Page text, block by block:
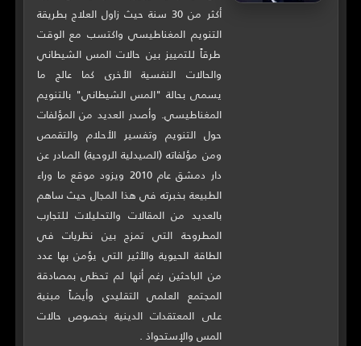
أكثر من 30 سنة حيث زاول العلاج بطريقة
التنويم المغناطيسي واكتسب مع الوقت
طرقاً للتمييز بين حالات المس الشيطاني
والحالات النفسية الأخرى كما عالج ما
يسمى بحالة "المس الشيطاني" بالتنويم
المغناطيسي. وأصدر العديد من المؤلفات
حول التنويم وتفسير الأحلام والتقمص
ومن مؤلفاته (الصيدلية الروحية) الصادر عن
دار دمشق عام 2010 ويزود موقع ما وراء
الطبيعة بخبرته في هذا المجال حيث ساهم
بالعديد من المقالات والتحليلات للتجارب
المطروحة التي تمزج بين نظريات في
الطاقة الحيوية والأثير التي يؤمن بها عدد
من الباحثين رغم أنها لم تحظى بمصادقة
المجتمع العلمي التقليدي وأيضاً مبنية
على المعتقدات الدينية بخصوص حالات
المس والإستحواذ .